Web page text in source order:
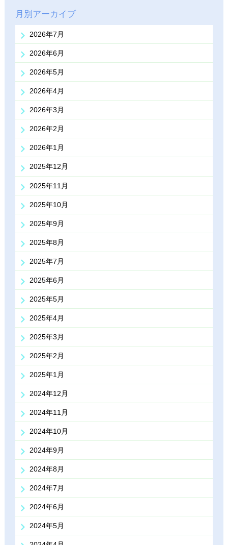
月別アーカイブ
2026年7月
2026年6月
2026年5月
2026年4月
2026年3月
2026年2月
2026年1月
2025年12月
2025年11月
2025年10月
2025年9月
2025年8月
2025年7月
2025年6月
2025年5月
2025年4月
2025年3月
2025年2月
2025年1月
2024年12月
2024年11月
2024年10月
2024年9月
2024年8月
2024年7月
2024年6月
2024年5月